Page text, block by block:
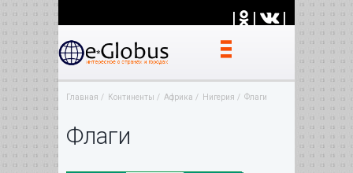
| | |
Главная Континенты Африка Нигерия Флаги
Флаги